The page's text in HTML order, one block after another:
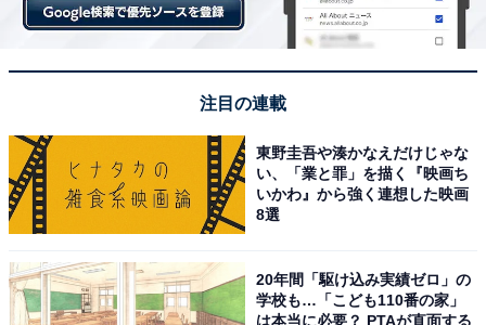
注目の連載
東野圭吾や湊かなえだけじゃな
い、「業と罪」を描く『映画ち
いかわ』から強く連想した映画
8選
20年間「駆け込み実績ゼロ」の
学校も…「こども110番の家」
は本当に必要？ PTAが直面する